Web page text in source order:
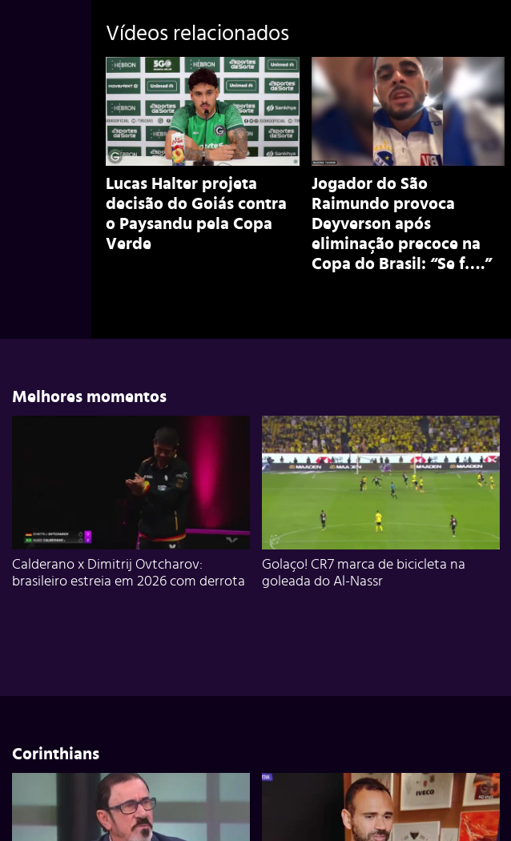
Vídeos relacionados
Lucas Halter projeta
decisão do Goiás contra
o Paysandu pela Copa
Verde
Jogador do São
Raimundo provoca
Deyverson após
eliminação precoce na
Copa do Brasil: “Se f….”
Melhores momentos
Calderano x Dimitrij Ovtcharov:
brasileiro estreia em 2026 com derrota
Golaço! CR7 marca de bicicleta na
goleada do Al-Nassr
Corinthians